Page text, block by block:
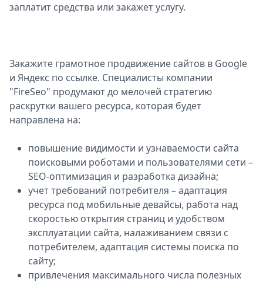
заплатит средства или закажет услугу.
Закажите грамотное продвижение сайтов в Google
и Яндекс по ссылке. Специалисты компании
"FireSeo" продумают до мелочей стратегию
раскрутки вашего ресурса, которая будет
направлена на:
повышение видимости и узнаваемости сайта
поисковыми роботами и пользователями сети –
SEO-оптимизация и разработка дизайна;
учет требований потребителя – адаптация
ресурса под мобильные девайсы, работа над
скоростью открытия страниц и удобством
эксплуатации сайта, налаживанием связи с
потребителем, адаптация системы поиска по
сайту;
привлечения максимального числа полезных